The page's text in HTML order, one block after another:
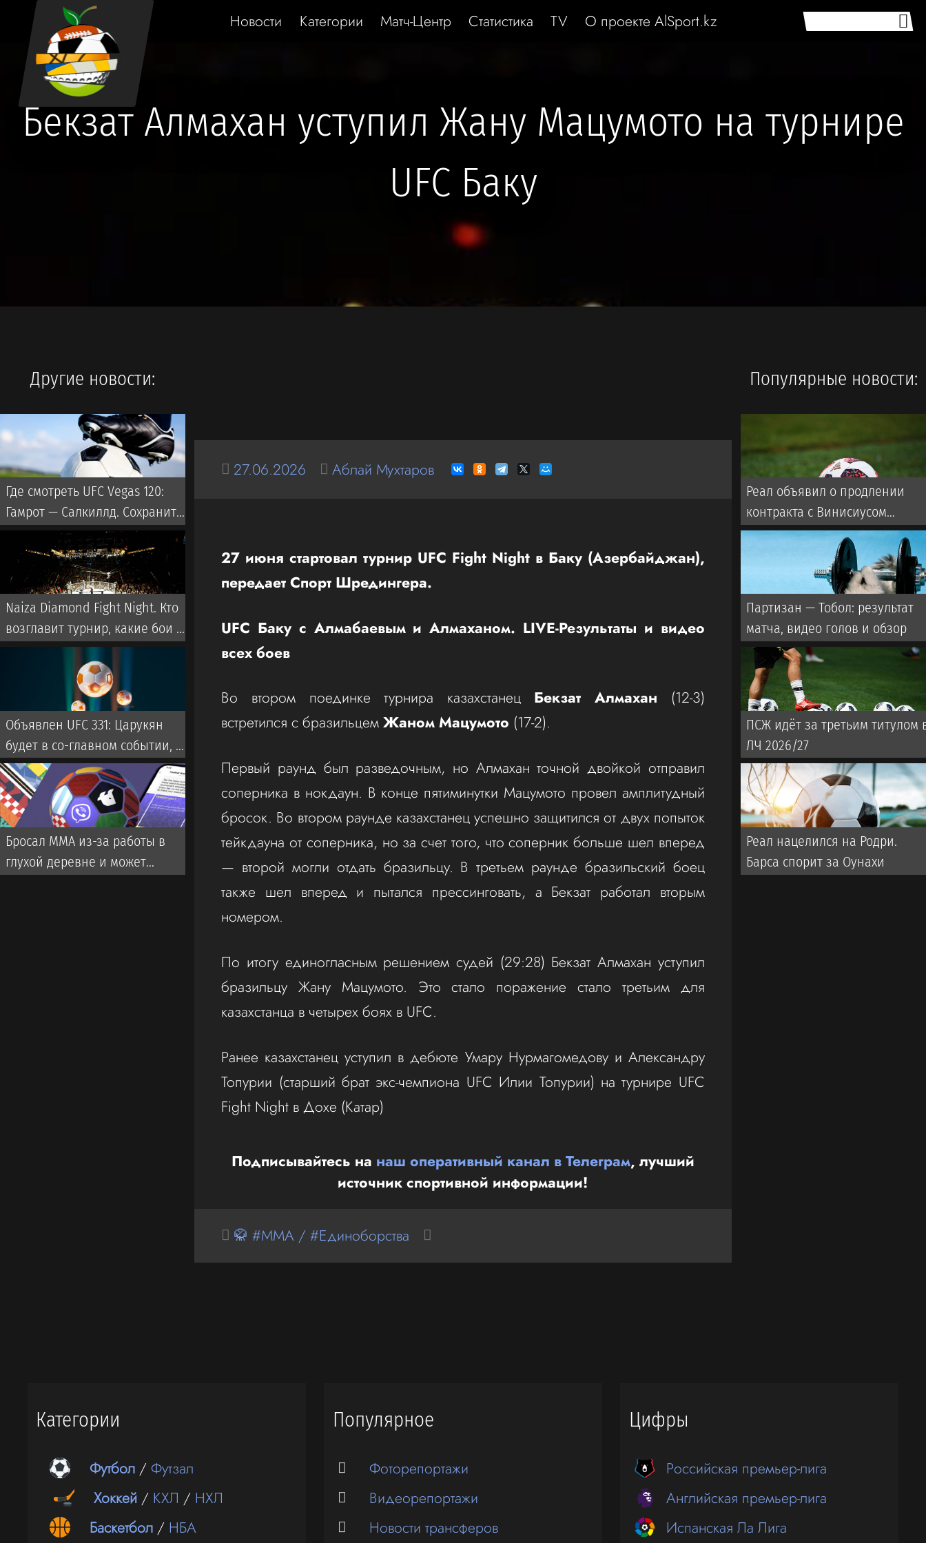
Новости Категории Матч-Центр Статистика TV О проекте AlSport.kz
Бекзат Алмахан уступил Жану Мацумото на турнире
UFC Баку
27.06.2026 Аблай Мухтаров
27 июня стартовал турнир UFC Fight Night в Баку (Азербайджан),
передает Спорт Шредингера.
UFC Баку с Алмабаевым и Алмаханом. LIVE-Результаты и видео
всех боев
Во втором поединке турнира казахстанец Бекзат Алмахан (12-3)
встретился с бразильцемЖаном Мацумото (17-2).
Первый раунд был разведочным, но Алмахан точной двойкой отправил
соперника в нокдаун. В конце пятиминутки Мацумото провел амплитудный
бросок. Во втором раунде казахстанец успешно защитился от двух попыток
тейкдауна от соперника, но за счет того, что соперник больше шел вперед
— второй могли отдать бразильцу. В третьем раунде бразильский боец
также шел вперед и пытался прессинговать, а Бекзат работал вторым
номером.
По итогу единогласным решением судей (29:28) Бекзат Алмахан уступил
бразильцу Жану Мацумото. Это стало поражение стало третьим для
казахстанца в четырех боях в UFC.
Ранее казахстанец уступил в дебюте Умару Нурмагомедову и Александру
Топурии (старший брат экс-чемпиона UFC Илии Топурии) на турнире UFC
Fight Night в Дохе (Катар)
Подписывайтесь на наш оперативный канал в Телеграм, лучший
источник спортивной информации!
🥋 #MMA / #Единоборства
Другие новости:
Где смотреть UFC Vegas 120:
Гамрот — Салкиллд. Сохранит
ли казахстанец Дияр Нургожай
место в UFC?
Naiza Diamond Fight Night. Кто
возглавит турнир, какие бои и
где смотреть
Объявлен UFC 331: Царукян
будет в со-главном событии, но
не против Оливейры
Бросал ММА из-за работы в
глухой деревне и может
Популярные новости:
Реал объявил о продлении
контракта с Винисиусом
(ВИДЕО)
Партизан — Тобол: результат
матча, видео голов и обзор
ПСЖ идёт за третьим титулом
ЛЧ 2026/27
Реал нацелился на Родри.
Барса спорит за Оунахи
Категории
Футбол /Футзал
Хоккей / КХЛ / НХЛ
Баскетбол / НБА
Популярное
Фоторепортажи
Видеорепортажи
Новости трансферов
Цифры
Российская премьер-лига
Английская премьер-лига
Испанская Ла Лига